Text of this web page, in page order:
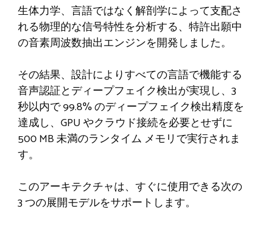
生体力学、言語ではなく解剖学によって支配さ
れる物理的な信号特性を分析する、特許出願中
の音素周波数抽出エンジンを開発しました。
その結果、設計によりすべての言語で機能する
音声認証とディープフェイク検出が実現し、3
秒以内で 99.8% のディープフェイク検出精度を
達成し、GPU やクラウド接続を必要とせずに
500 MB 未満のランタイム メモリで実行されま
す。
このアーキテクチャは、すぐに使用できる次の
3 つの展開モデルをサポートします。